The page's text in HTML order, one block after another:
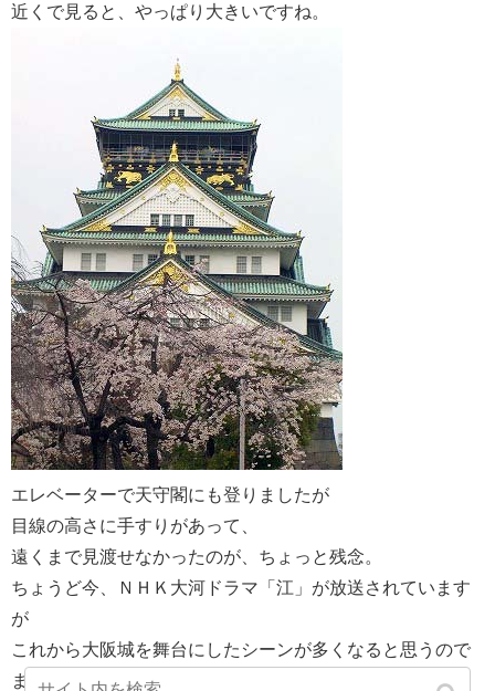
近くで見ると、やっぱり大きいですね。
エレベーターで天守閣にも登りましたが
目線の高さに手すりがあって、
遠くまで見渡せなかったのが、ちょっと残念。
ちょうど今、ＮＨＫ大河ドラマ「江」が放送されています
が
これから大阪城を舞台にしたシーンが多くなると思うので
また観光客で賑わうのでしょうね。